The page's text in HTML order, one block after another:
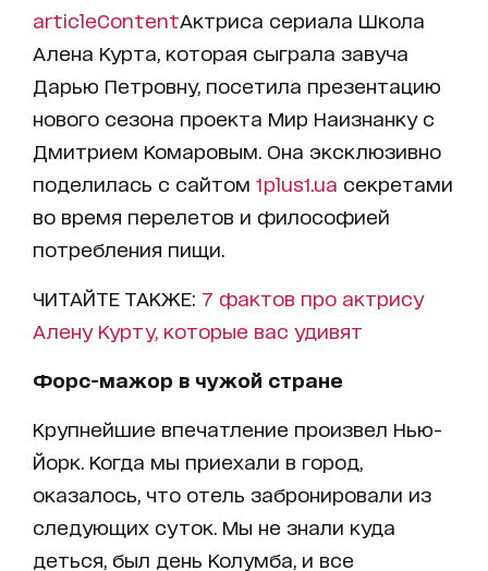
articleContentАктриса сериала Школа
Алена Курта, которая сыграла завуча
Дарью Петровну, посетила презентацию
нового сезона проекта Мир Наизнанку с
Дмитрием Комаровым. Она эксклюзивно
поделилась с сайтом 1plus1.ua секретами
во время перелетов и философией
потребления пищи.
ЧИТАЙТЕ ТАКЖЕ: 7 фактов про актрису
Алену Курту, которые вас удивят
Форс-мажор в чужой стране
Крупнейшие впечатление произвел Нью-
Йорк. Когда мы приехали в город,
оказалось, что отель забронировали из
следующих суток. Мы не знали куда
деться, был день Колумба, и все